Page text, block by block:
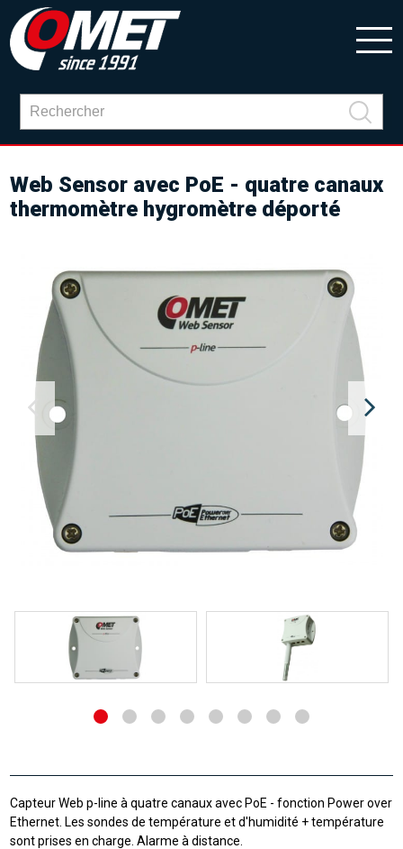
Web Sensor avec PoE - quatre canaux
thermomètre hygromètre déporté
Capteur Web p-line à quatre canaux avec PoE - fonction Power over
Ethernet. Les sondes de température et d'humidité + température
sont prises en charge. Alarme à distance.